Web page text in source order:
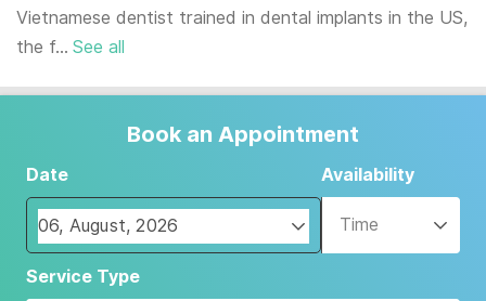
Vietnamese dentist trained in dental implants in the US,
the f... See all
Book an Appointment
Date
Navigate
forward
Availability
Time
Service Type